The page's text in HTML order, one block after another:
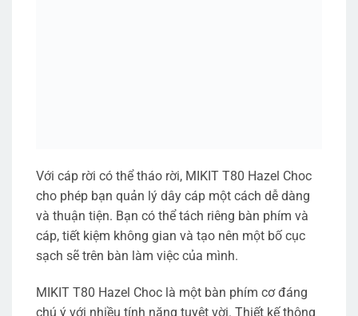
Với cáp rời có thể tháo rời, MIKIT T80 Hazel Choc
cho phép bạn quản lý dây cáp một cách dễ dàng
và thuận tiện. Bạn có thể tách riêng bàn phím và
cáp, tiết kiệm không gian và tạo nên một bố cục
sạch sẽ trên bàn làm việc của mình.
MIKIT T80 Hazel Choc là một bàn phím cơ đáng
chú ý với nhiều tính năng tuyệt vời. Thiết kế thông